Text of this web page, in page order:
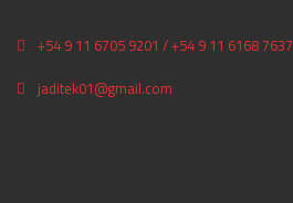
+54 9 11 6705 9201 / +54 9 11 6168 7637
jaditek01@gmail.com